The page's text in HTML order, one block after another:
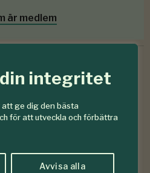
integritet
ge dig den bästa
för att utveckla och förbättra
Avvisa alla
är medlem
6-7
2026